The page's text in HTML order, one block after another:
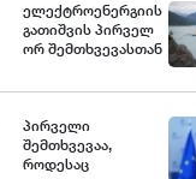
ელექტროენერგიის
გათიშვის პირველ
ორ შემთხვევასთან
ში წარიმართება
ინფორმაციას
მოგვიანებით
დეტალურად
პირველი
შემთხვევაა,
როდესაც